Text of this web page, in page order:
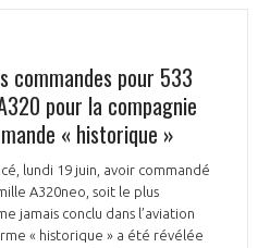
commandes pour 533
pour la compagnie
« historique »
lundi 19 juin, avoir commandé
A320neo, soit le plus
jamais conclu dans l’aviation
« historique » a été révélée